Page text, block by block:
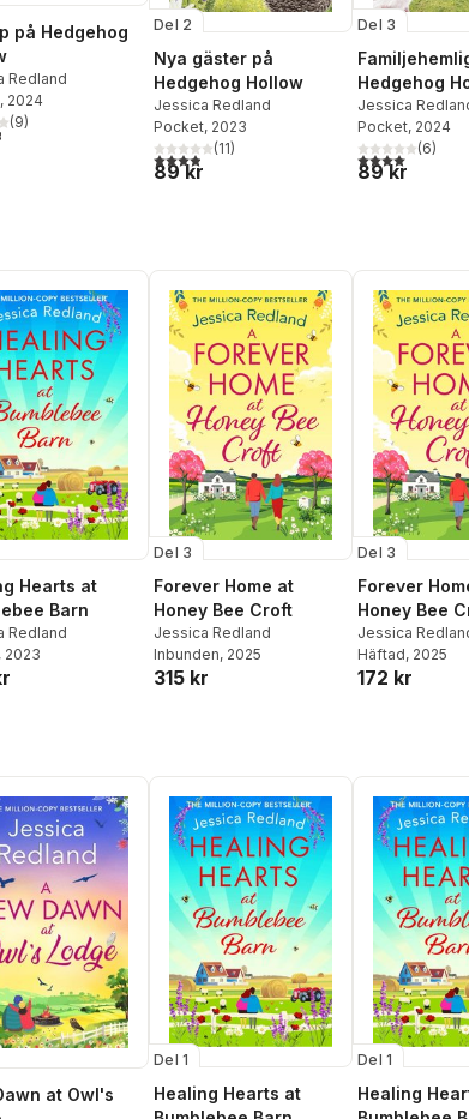
på Hedgehog
Redland
, 2024
5 stjärnor. Totalt antal röster:
(9)
Del 2
Nya gäster på
Hedgehog Hollow
Jessica Redland
Pocket, 2023
3,9utav 5 stjärnor. Totalt antal röster:
(11)
89 kr
Del 3
Hedgehog
Jessica
Pocket, 2024
4,0utav 5(6)
89 kr
Hearts at
Barn
Redland
, 2023
Del 3
Forever Home at
Honey Bee Croft
Jessica Redland
Inbunden, 2025
315 kr
Del 3
Forever
Honey Bee
Jessica
Häftad, 2025
172 kr
at Owl's
Del 1
Healing Hearts at
Del 1
Healing